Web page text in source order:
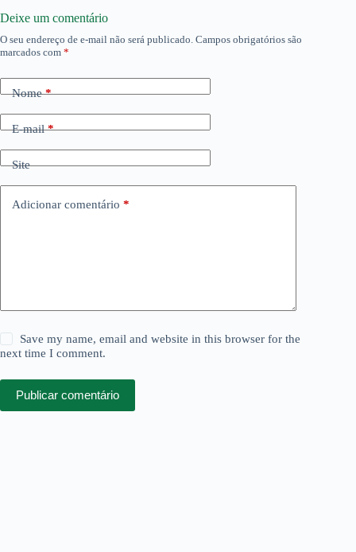
Deixe um comentário
O seu endereço de e-mail não será publicado. Campos obrigatórios são
marcados com *
Nome*
E-mail*
Site
Adicionar comentário *
Save my name, email and website in this browser for the
next time I comment.
Publicar comentário